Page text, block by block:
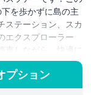
を歩かずに島の主
ステーション、スカ
エクスプローラー
しながら、快適に
ントーサではシンガ
望できます。その
造的に作られた巨大
プション